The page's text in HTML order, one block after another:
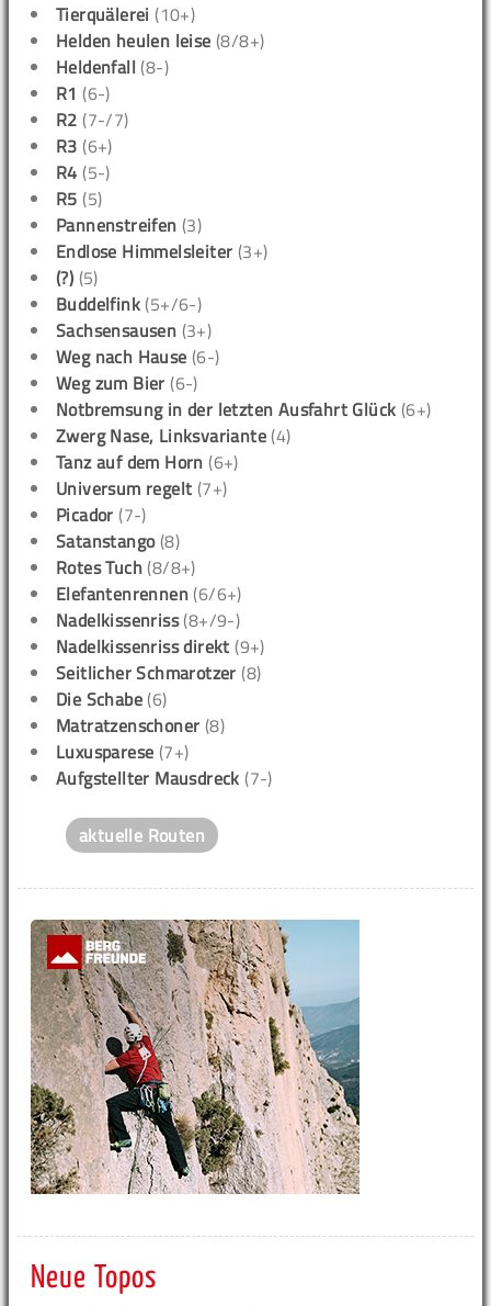
Tierquälerei (10+)
Helden heulen leise (8/8+)
Heldenfall (8-)
R1 (6-)
R2 (7-/7)
R3 (6+)
R4 (5-)
R5 (5)
Pannenstreifen (3)
Endlose Himmelsleiter (3+)
(?) (5)
Buddelfink (5+/6-)
Sachsensausen (3+)
Weg nach Hause (6-)
Weg zum Bier (6-)
Notbremsung in der letzten Ausfahrt Glück (6+)
Zwerg Nase, Linksvariante (4)
Tanz auf dem Horn (6+)
Universum regelt (7+)
Picador (7-)
Satanstango(8)
Rotes Tuch (8/8+)
Elefantenrennen (6/6+)
Nadelkissenriss(8+/9-)
Nadelkissenriss direkt (9+)
Seitlicher Schmarotzer (8)
Die Schabe (6)
Matratzenschoner (8)
Luxusparese (7+)
Aufgstellter Mausdreck (7-)
aktuelle Routen
Neue Topos